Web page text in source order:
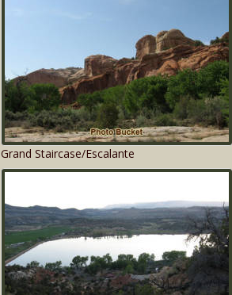
Grand Staircase/Escalante